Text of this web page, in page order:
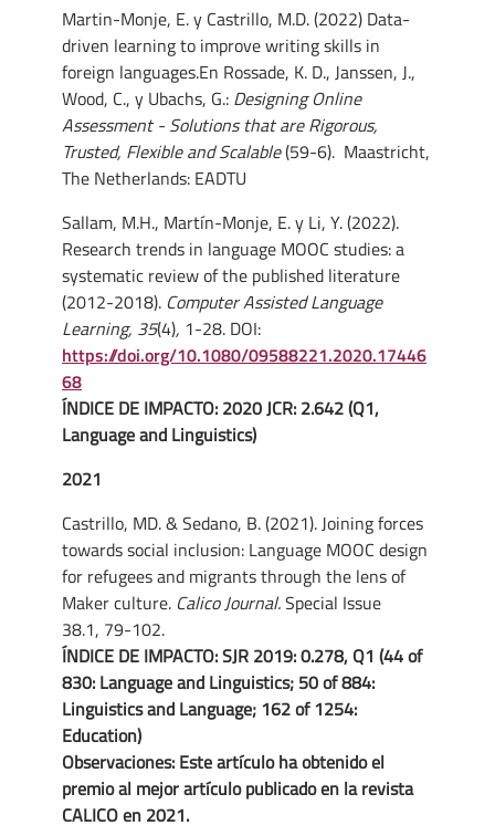
Martin-Monje, E. y Castrillo, M.D. (2022) Data-
driven learning to improve writing skills in
foreign languages.En Rossade, K. D., Janssen, J.,
Wood, C., y Ubachs, G.: Designing Online
Assessment - Solutions that are Rigorous,
Trusted, Flexible and Scalable(59-6). Maastricht,
The Netherlands: EADTU
Sallam, M.H., Martín-Monje, E. y Li, Y. (2022).
Research trends in language MOOC studies: a
systematic review of the published literature
(2012-2018). Computer Assisted Language
Learning, 35(4), 1-28. DOI:
https://doi.org/10.1080/09588221.2020.17446
68
ÍNDICE DE IMPACTO: 2020 JCR: 2.642 (Q1,
Language and Linguistics)
2021
Castrillo, MD. & Sedano, B. (2021). Joining forces
towards social inclusion: Language MOOC design
for refugees and migrants through the lens of
Maker culture. Calico Journal.Special Issue
38.1, 79-102.
ÍNDICE DE IMPACTO:SJR 2019: 0.278, Q1 (44 of
830: Language and Linguistics; 50 of 884:
Linguistics and Language; 162 of 1254:
Education)
Observaciones: Este artículo ha obtenido el
premio al mejor artículo publicado en la revista
CALICO en 2021.